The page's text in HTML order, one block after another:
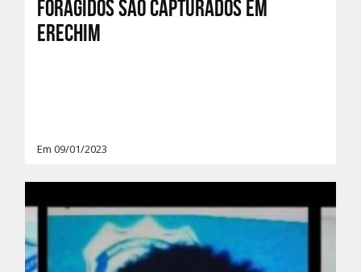
Foragidos são capturados em
Erechim
Em 09/01/2023